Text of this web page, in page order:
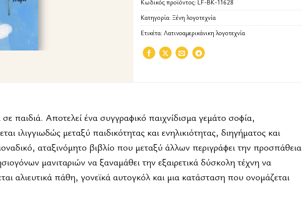
Κωδικός προϊόντος: LF-BK-11628
Κατηγορία: Ξένη λογοτεχνία
Ετικέτα: Λατινοαμερικάνικη λογοτεχνία
παιδιά. Aπoτελεί ένα συγγραφικό παιχνίδισμα γεμάτο σοφία,
ιλιγγιωδώς μεταξύ παιδικότητας και ενηλικιότητας, διηγήματος και
αταξινόμητο βιβλίο που μεταξύ άλλων περιγράφει την προσπάθεια
μανιταριών να ξαναμάθει την εξαιρετικά δύσκολη τέχνη να
αλιευτικά πάθη, γονεϊκά αυτογκόλ και μια κατάσταση που ονομάζεται